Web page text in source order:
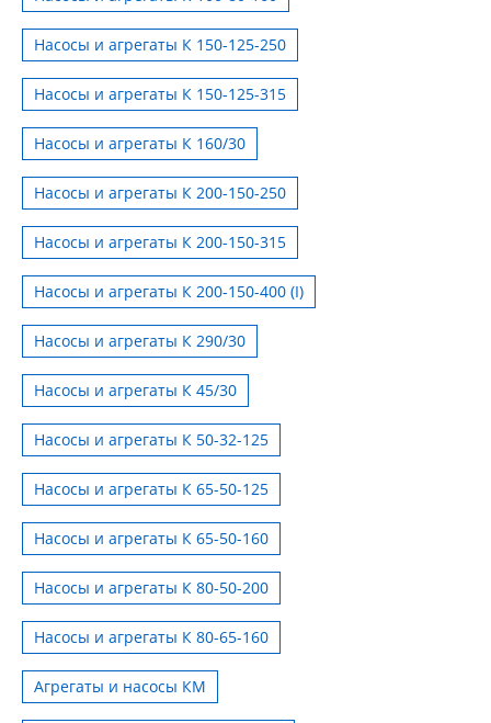
Насосы и агрегаты К 150-125-250
Насосы и агрегаты К 150-125-315
Насосы и агрегаты К 160/30
Насосы и агрегаты К 200-150-250
Насосы и агрегаты К 200-150-315
Насосы и агрегаты К 200-150-400 (I)
Насосы и агрегаты К 290/30
Насосы и агрегаты К 45/30
Насосы и агрегаты К 50-32-125
Насосы и агрегаты К 65-50-125
Насосы и агрегаты К 65-50-160
Насосы и агрегаты К 80-50-200
Насосы и агрегаты К 80-65-160
Агрегаты и насосы КМ